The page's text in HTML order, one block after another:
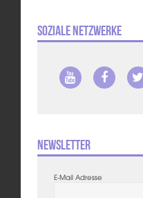
Soziale Netzwerke
Newsletter
E-Mail Adresse